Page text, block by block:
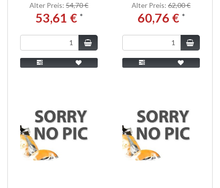
Alter Preis: 54,70 €
53,61 € *
Alter Preis: 62,00 €
60,76 € *